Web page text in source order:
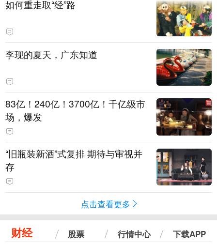
如何重走取“经”路
李现的夏天，广东知道
83亿！240亿！3700亿！千亿级市
场，爆发
“旧瓶装新酒”式复排 期待与审视并
存
点击查看更多
财经 股票 行情中心 下载APP